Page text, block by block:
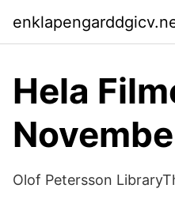
Hela
Olof Petersson